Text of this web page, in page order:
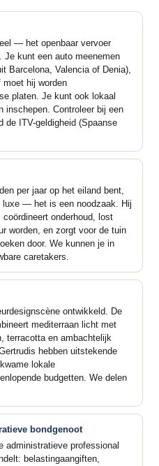
— het openbaar vervoer
Je kunt een auto meenemen
Barcelona, Valencia of Denia),
moet hij worden
platen. Je kunt ook lokaal
inschepen. Controleer bij een
de ITV-geldigheid (Spaanse
per jaar op het eiland bent,
luxe — het is een noodzaak. Hij
onderhoud, lost
worden, en zorgt voor de tuin
door. We kunnen je in
caretakers.
ontwikkeld. De
mediterraan licht met
terracotta en ambachtelijk
hebben uitstekende
lokale
budgetten. We delen
bondgenoot
administratieve professional
belastingaangiften,